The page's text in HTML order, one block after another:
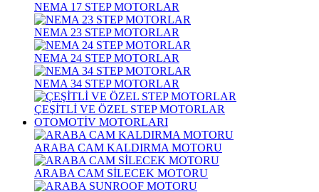
NEMA 17 STEP MOTORLAR
NEMA 23 STEP MOTORLAR
NEMA 24 STEP MOTORLAR
NEMA 34 STEP MOTORLAR
ÇEŞİTLİ VE ÖZEL STEP MOTORLAR
OTOMOTİV MOTORLARI
ARABA CAM KALDIRMA MOTORU
ARABA CAM SİLECEK MOTORU